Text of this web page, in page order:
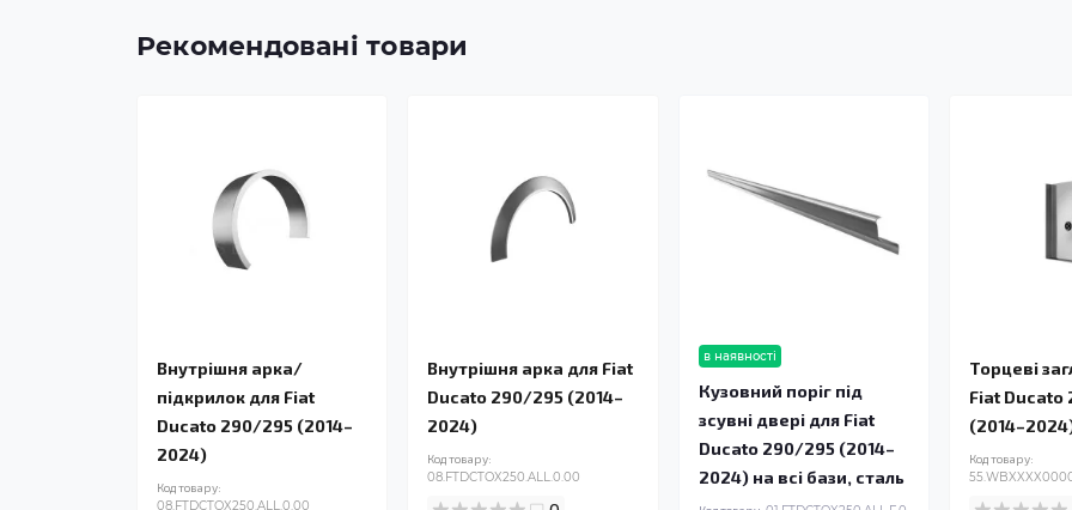
Рекомендовані товари
Внутрішня арка/
підкрилок для Fiat
Ducato 290/295 (2014–
2024)
Код товару:
08.FTDCTOX250.ALL.0.00
Внутрішня арка для Fiat
Ducato 290/295 (2014–
2024)
Код товару:
08.FTDCTOX250.ALL.0.00
в наявності
Кузовний поріг під
зсувні двері для Fiat
Ducato 290/295 (2014–
2024) на всі бази, сталь
Торцеві
Fiat Ducato
Код товару: